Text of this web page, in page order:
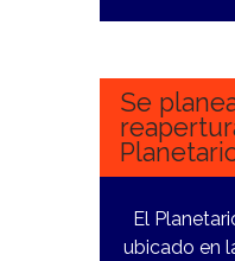
22
Se
El
ubicado en